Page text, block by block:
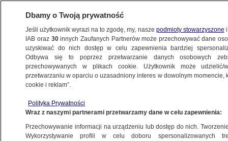
Dbamy o Twoją prywatność
Jeśli użytkownik wyrazi na to zgodę, my, nasze podmioty stowarzyszone
IAB oraz 30innych Zaufanych Partnerów może przechowywać dane
uzyskiwać do nich dostęp w celu zapewnienia bardziej
Odbywa się to poprzez przetwarzanie danych osobowych
przechowywanych w plikach cookie. Użytkownik może
przetwarzaniu w oparciu o uzasadniony interes w dowolnym momencie,
cookie i reklam”.
Polityka Prywatności
Wraz z naszymi partnerami przetwarzamy dane w celu zapewnienia:
Przechowywanie informacji na urządzeniu lub dostęp do nich.
Wykorzystywanie profili w celu doboru spersonalizowanych